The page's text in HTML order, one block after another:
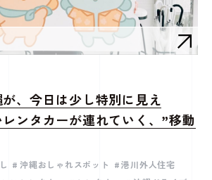
が、今日は少し特別に見え
ンタカーが連れていく、”移動
沖縄おしゃれスポット
港川外人住宅